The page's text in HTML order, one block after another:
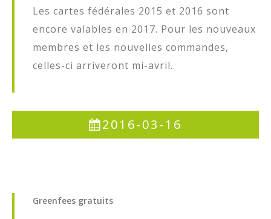
Les cartes fédérales 2015 et 2016 sont
encore valables en 2017. Pour les nouveaux
membres et les nouvelles commandes,
celles-ci arriveront mi-avril.
2016-03-16
Greenfees gratuits